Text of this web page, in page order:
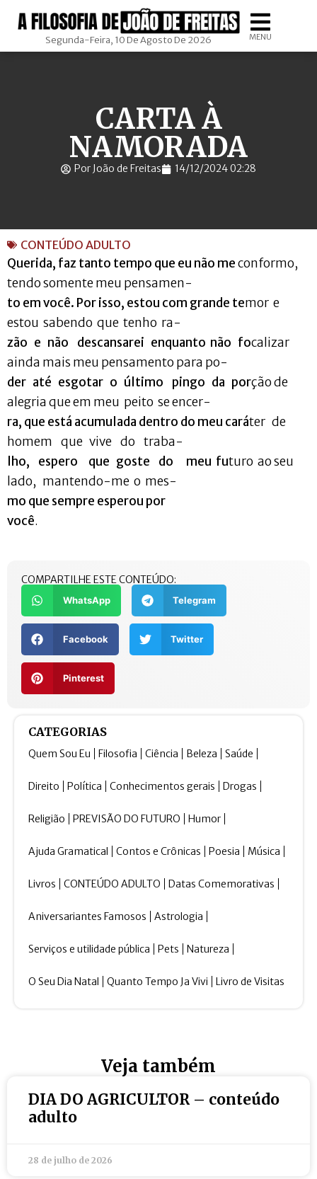
Segunda-Feira, 10 De Agosto De 2026 MENU
CARTA À
NAMORADA
Por João de Freitas 14/12/2024 02:28
CONTEÚDO ADULTO
Querida, faz tanto tempo que eu não meconformo,
tendo somente meu pensamen-
to em você. Por isso, estou com grande temor e
estou sabendo que tenho ra-
zão e não descansarei enquanto não focalizar
ainda mais meu pensamento para po-
der até esgotar o último pingo da porção de
alegria que em meu peito se encer-
ra, que está acumulada dentro do meu caráter de
homem que vive do traba-
lho, espero que goste do meu futuro ao seu
lado, mantendo-me o mes-
mo que sempre esperou por
você.
COMPARTILHE ESTE CONTEÚDO:
WhatsApp Telegram
Facebook Twitter
Pinterest
CATEGORIAS
Quem Sou Eu Filosofia Ciência Beleza Saúde
Direito Política Conhecimentos gerais Drogas
Religião PREVISÃO DO FUTURO Humor
Ajuda Gramatical Contos e Crônicas Poesia Música
Livros CONTEÚDO ADULTO Datas Comemorativas
Aniversariantes Famosos Astrologia
Serviços e utilidade pública Pets Natureza
O Seu Dia Natal Quanto Tempo Ja Vivi Livro de Visitas
Veja também
DIA DO AGRICULTOR – conteúdo
adulto
28 de julho de 2026